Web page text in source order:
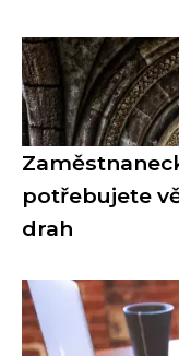
potřebujete
drah